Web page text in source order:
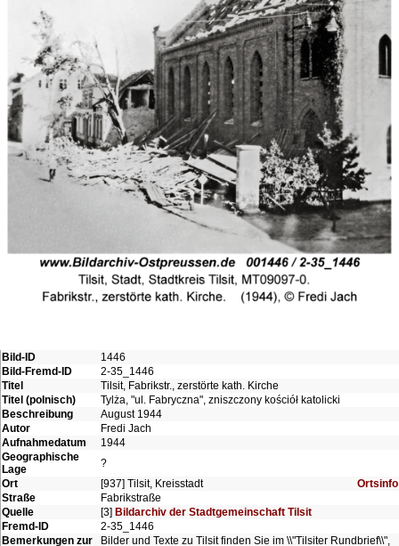
Bild-ID
1446
Bild-Fremd-ID
2-35_1446
Titel
Tilsit, Fabrikstr., zerstörte kath. Kirche
Titel (polnisch)
Tylża, "ul. Fabryczna", zniszczony kościół katolicki
Beschreibung
August 1944
Autor
Fredi Jach
Aufnahmedatum
1944
Geographische
Lage
?
Ort
[937] Tilsit, Kreisstadt
Ortsinfo
Straße
Fabrikstraße
Quelle
[3] Bildarchiv der Stadtgemeinschaft Tilsit
Fremd-ID
2-35_1446
Bemerkungen zur
Bilder und Texte zu Tilsit finden Sie im \\"Tilsiter Rundbrief\\",